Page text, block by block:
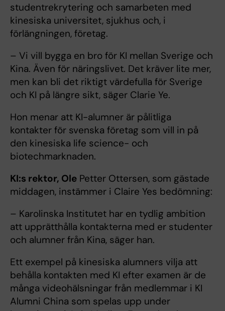
studentrekrytering och samarbeten med
kinesiska universitet, sjukhus och, i
förlängningen, företag.
– Vi vill bygga en bro för KI mellan Sverige och
Kina. Även för näringslivet. Det kräver lite mer,
men kan bli det riktigt värdefulla för Sverige
och KI på längre sikt, säger Clarie Ye.
Hon menar att KI-alumner är pålitliga
kontakter för svenska företag som vill in på
den kinesiska life science- och
biotechmarknaden.
KI:s rektor, Ole Petter Ottersen, som gästade
middagen, instämmer i Claire Yes bedömning:
– Karolinska Institutet har en tydlig ambition
att upprätthålla kontakterna med er studenter
och alumner från Kina, säger han.
Ett exempel på kinesiska alumners vilja att
behålla kontakten med KI efter examen är de
många videohälsningar från medlemmar i KI
Alumni China som spelas upp under